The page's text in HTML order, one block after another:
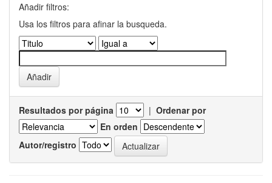
Añadir filtros:
Usa los filtros para afinar la busqueda.
Resultados por página | Ordenar por
En orden
Autor/registro